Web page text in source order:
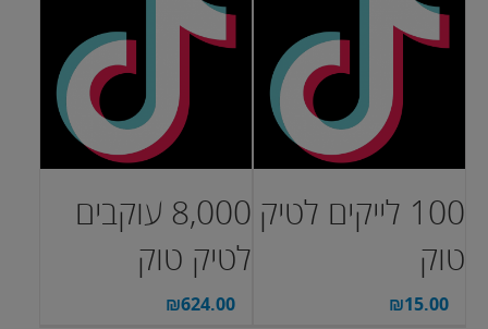
100 לייקים לטיק
טוק
₪15.00
8,000 עוקבים
לטיק טוק
₪624.00